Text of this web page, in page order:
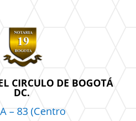
CIRCULO DE BOGOTÁ
DC.
– 83 (Centro